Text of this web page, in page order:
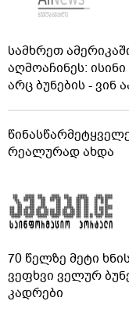
სამხრეთ
აღმოაჩინეს:
არც ბუნების - ვინ
რეალურად ახდა
70 წელზე მეტი
ვეფხვი ველურ
კადრები